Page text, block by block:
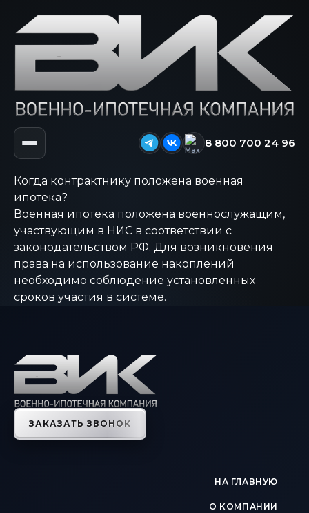
8 800 700 24 96
Когда контрактнику положена военная
ипотека?
Военная ипотека положена военнослужащим,
участвующим в НИС в соответствии с
законодательством РФ. Для возникновения
права на использование накоплений
необходимо соблюдение установленных
сроков участия в системе.
ЗАКАЗАТЬ ЗВОНОК
НА ГЛАВНУЮ
О КОМПАНИИ